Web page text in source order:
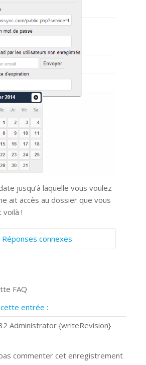
jusqu’à laquelle vous voulez
ait accès au dossier que vous
!
connexes
360°
installer Google Chrome ?
FAQ
entrée :
Administrator {writeRevision}
commenter cet enregistrement